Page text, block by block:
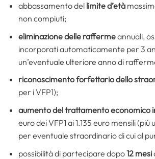
abbassamento del limite d’età
non compiuti;
eliminazione delle raffermeannuali,
incorporati automaticamente per 3
un’eventuale ulteriore anno di
riconoscimento forfettario dello
per i VFP1);
aumento del trattamento economico
euro dei VFP1 ai 1.135 euro mensili
per eventuale straordinario di cui al
possibilità di partecipare dopo12 mesi